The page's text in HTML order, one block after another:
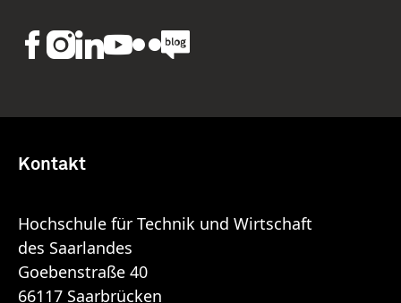
Kontakt
Hochschule für Technik und Wirtschaft
des Saarlandes
Goebenstraße 40
66117 Saarbrücken